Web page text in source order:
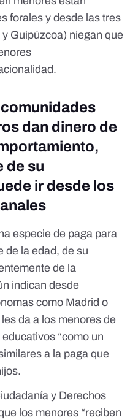
forales y desde las tres
Guipúzcoa) niegan que
dan dinero de
de su
ir desde los
especie de paga para
de la edad, de su
de la
indican desde
como Madrid o
da a los menores de
“como un
a la paga que
y Derechos
los menores “reciben